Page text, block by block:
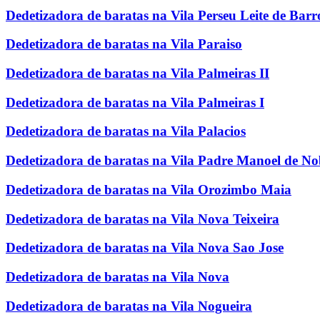
Dedetizadora de baratas na Vila Perseu Leite de
Dedetizadora de baratas na Vila Paraiso
Dedetizadora de baratas na Vila Palmeiras II
Dedetizadora de baratas na Vila Palmeiras I
Dedetizadora de baratas na Vila Palacios
Dedetizadora de baratas na Vila Padre Manoel de
Dedetizadora de baratas na Vila Orozimbo Maia
Dedetizadora de baratas na Vila Nova Teixeira
Dedetizadora de baratas na Vila Nova Sao Jose
Dedetizadora de baratas na Vila Nova
Dedetizadora de baratas na Vila Nogueira